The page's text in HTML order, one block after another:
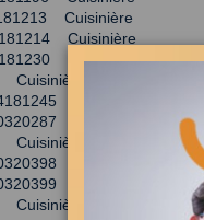
Cuisinière
Cuisinière
Cuisinière
Cuisinière
Cuisinière
Cuisinière
Cuisinière